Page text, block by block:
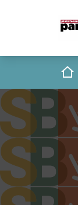
Inici